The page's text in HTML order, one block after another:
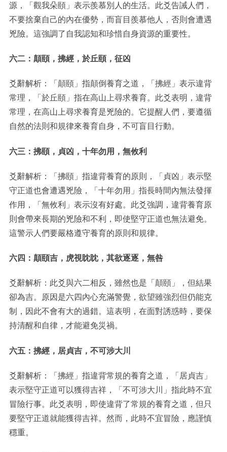
源，「觀我朵頤」表示羨慕別人的生活。此爻告誡人們，
不要捨棄自己的內在優勢，而盲目羨慕他人，否則會遭遇
兇險。這強調了自我認知和珍惜自身資源的重要性。
六二：顛頤，拂經，於丘頤，征凶
爻辭解析：「顛頤」指顛倒養育之道，「拂經」表示違背
常理，「於丘頤」指在高山上尋求養育。此爻表明，違背
常理，在高山上尋求養育是兇險的。它提醒人們，要遵循
自然的法則和規律來養育自身，不可盲目行動。
六三：拂頤，貞凶，十年勿用，無攸利
爻辭解析：「拂頤」指違背養育的原則，「貞凶」表示堅
守正道也會遭遇兇險，「十年勿用」指長時間內無法發揮
作用，「無攸利」表示沒有好處。此爻強調，違背養育原
則會帶來長期的兇險和不利，即使堅守正道也無法避免。
這警示人們要嚴格遵守養育的原則和規律。
六四：顛頤吉，虎視眈眈，其欲逐逐，無咎
爻辭解析：此爻與六二相反，雖然也是「顛頤」，但結果
卻為吉。原因是六四內心充滿警覺，欲望雖強烈但仍能克
制，因此不會有大的過錯。這表明，在面對誘惑時，要保
持清醒和自律，才能避免災禍。
六五：拂經，居貞吉，不可涉大川
爻辭解析：「拂經」指違背常規的養育之道，「居貞吉」
表示堅守正道可以獲得吉祥，「不可涉大川」指此時不宜
冒險行事。此爻表明，即使違背了常規的養育之道，但只
要堅守正道就能獲得吉祥。然而，此時不宜冒險，應謹慎
穩重。